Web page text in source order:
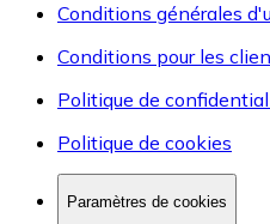
Conditions générales
Conditions pour les
Politique de
Politique de cookies
Paramètres de cookies